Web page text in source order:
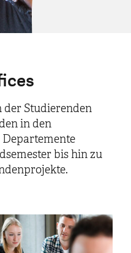
Studierenden
in den
bis hin zu